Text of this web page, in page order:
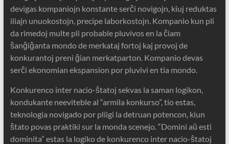
devigas kompaniojn konstante serĉi novigojn, kiuj reduktas
iliajn unuokostojn, precipe laborkostojn. Kompanio kun pli
da rimedoj multe pli probable pluvivos en la ĉiam
ŝanĝiĝanta mondo de merkataj fortoj kaj provoj de
konkurantoj preni ĝian merkatparton. Kompanio devas
serĉi ekonomian ekspansion por pluvivi en tia mondo.
Konkurenco inter nacio-ŝtatoj sekvas la saman logikon,
kondukante neeviteble al “armila konkurso”, tio estas,
teknologia novigado por pliigi la detruan potencon, kiun
ŝtato povas praktiki sur la monda scenejo. “Domini aŭ esti
dominita” estas la logiko de konkurenco inter nacio-ŝtatoj